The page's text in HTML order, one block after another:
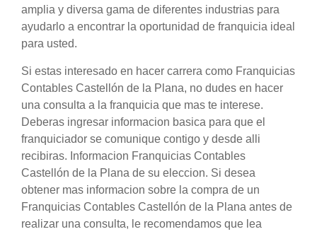
amplia y diversa gama de diferentes industrias para
ayudarlo a encontrar la oportunidad de franquicia ideal
para usted.
Si estas interesado en hacer carrera como Franquicias
Contables Castellón de la Plana, no dudes en hacer
una consulta a la franquicia que mas te interese.
Deberas ingresar informacion basica para que el
franquiciador se comunique contigo y desde alli
recibiras. Informacion Franquicias Contables
Castellón de la Plana de su eleccion. Si desea
obtener mas informacion sobre la compra de un
Franquicias Contables Castellón de la Plana antes de
realizar una consulta, le recomendamos que lea